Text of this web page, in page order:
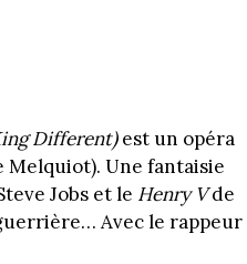
Different)est un opéra
Melquiot). Une fantaisie
Jobs et le Henry Vde
Avec le rappeur